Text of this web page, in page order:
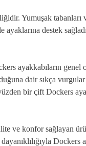
Yumuşak tabanları
destek
ayakkabıların genel
dair sıkça
bir çift Dockers
ve konfor sağlayan